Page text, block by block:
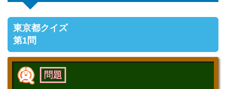
東京都クイズ
第1問
問題